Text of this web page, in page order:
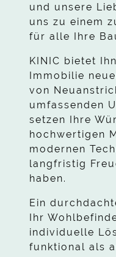
und unsere
uns zu einem
für alle Ihre
KINIC bietet
Immobilie
von
umfassenden
setzen Ihre
hochwertigen
modernen
langfristig
haben.
Ein
Ihr
individuelle
funktional als